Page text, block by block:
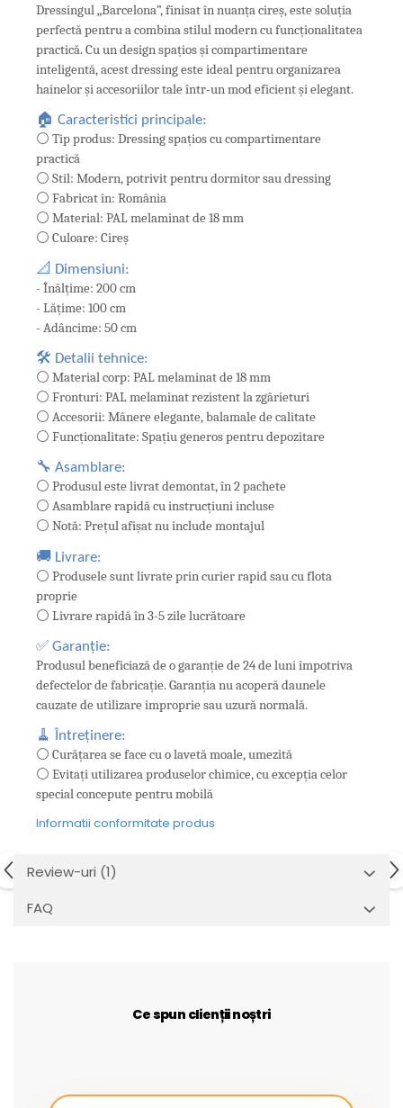
Dressingul „Barcelona”, finisat în nuanța cireș, este soluția
perfectă pentru a combina stilul modern cu funcționalitatea
practică. Cu un design spațios și compartimentare
inteligentă, acest dressing este ideal pentru organizarea
hainelor și accesoriilor tale într-un mod eficient și elegant.
🏠 Caracteristici principale:
⚪ Tip produs: Dressing spațios cu compartimentare
practică
⚪ Stil: Modern, potrivit pentru dormitor sau dressing
⚪ Fabricat în: România
⚪ Material: PAL melaminat de 18 mm
⚪ Culoare: Cireș
📐 Dimensiuni:
- Înălțime: 200 cm
- Lățime: 100 cm
- Adâncime: 50 cm
🛠️ Detalii tehnice:
⚪ Material corp: PAL melaminat de 18 mm
⚪ Fronturi: PAL melaminat rezistent la zgârieturi
⚪ Accesorii: Mânere elegante, balamale de calitate
⚪ Funcționalitate: Spațiu generos pentru depozitare
🔧 Asamblare:
⚪ Produsul este livrat demontat, în 2 pachete
⚪ Asamblare rapidă cu instrucțiuni incluse
⚪ Notă: Prețul afișat nu include montajul
🚚 Livrare:
⚪ Produsele sunt livrate prin curier rapid sau cu flota
proprie
⚪ Livrare rapidă în 3-5 zile lucrătoare
✅ Garanție:
Produsul beneficiază de o garanție de 24 de luni împotriva
defectelor de fabricație. Garanția nu acoperă daunele
cauzate de utilizare improprie sau uzură normală.
🧹 Întreținere:
⚪ Curățarea se face cu o lavetă moale, umezită
⚪ Evitați utilizarea produselor chimice, cu excepția celor
special concepute pentru mobilă
Informatii conformitate produs
Review-uri (1)
FAQ
Ce spun clienții noștri